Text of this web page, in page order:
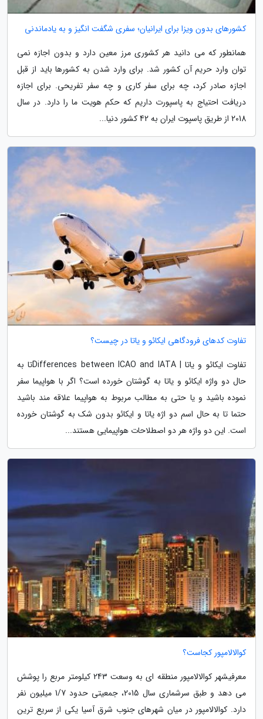
کشورهای بدون ویزا برای ایرانیان؛ سفری شگفت انگیز و به یادماندنی
همانطور که می دانید هر کشوری مرز معین دارد و بدون اجازه نمی
توان وارد حریم آن کشور شد. برای وارد شدن به کشورها باید از قبل
اجازه صادر کرد، چه برای سفر کاری و چه سفر تفریحی. برای اجازه
دریافت احتیاج به پاسپورت داریم که حکم هویت ما را دارد. در سال
2018 از طریق پاسپوت ایران به 42 کشور دنیا...
تفاوت کدهای فرودگاهی ایکائو و یاتا در چیست؟
تفاوت ایکائو و یاتا | Differences between ICAO and IATAتا به
حال دو واژه ایکائو و یاتا به گوشتان خورده است؟ اگر با هواپیما سفر
نموده باشید و یا حتی به مطالب مربوط به هواپیما علاقه مند باشید
حتما تا به حال اسم دو اژه یاتا و ایکائو بدون شک به گوشتان خورده
است. این دو واژه هر دو اصطلاحات هواپیمایی هستند...
کوالالامپور کجاست؟
معرفیشهر کوالالامپور منطقه ای به وسعت 243 کیلومتر مربع را پوشش
می دهد و طبق سرشماری سال 2015، جمعیتی حدود 1/7 میلیون نفر
دارد. کوالالامپور در میان شهرهای جنوب شرق آسیا یکی از سریع ترین